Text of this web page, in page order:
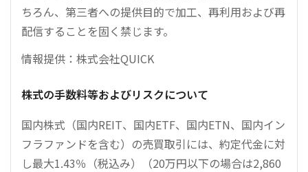
ちろん、第三者への提供目的で加工、再利用および再
配信することを固く禁じます。
情報提供：株式会社QUICK
株式の手数料等およびリスクについて
国内株式（国内REIT、国内ETF、国内ETN、国内イン
フラファンドを含む）の売買取引には、約定代金に対
し最大1.43％（税込み）（20万円以下の場合は2,860